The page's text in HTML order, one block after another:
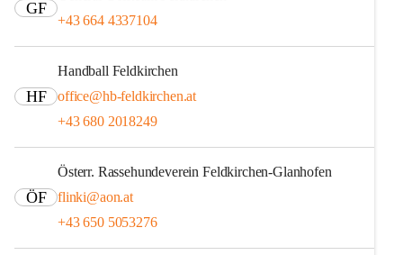
GF
+43 664 4337104
HF
Handball Feldkirchen
office@hb-feldkirchen.at
+43 680 2018249
ÖF
Österr. Rassehundeverein Feldkirchen-Glanhofen
flinki@aon.at
+43 650 5053276